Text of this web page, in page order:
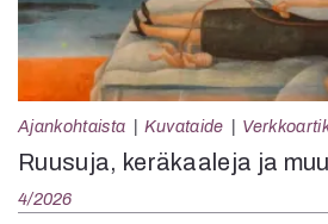
Ajankohtaista Kuvataide
Ruusuja, keräkaaleja ja
4/2026